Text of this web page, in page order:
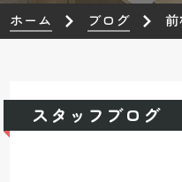
ホーム ブログ
スタッフブログ